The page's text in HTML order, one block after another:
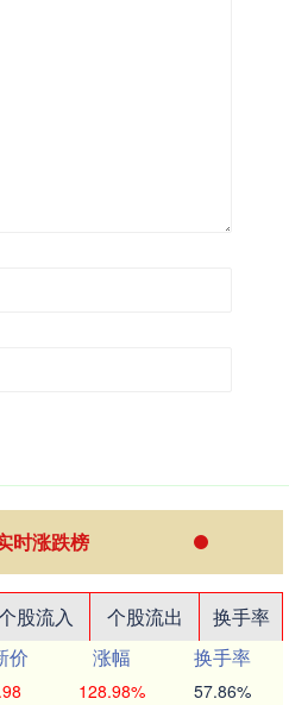
时涨跌榜
股流入 个股流出
换手率
价 涨幅
换手率
128.98% 57.86%